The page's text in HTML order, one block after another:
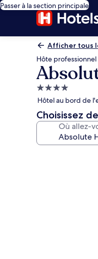
Passer à la section principale
Afficher tous
Hôte professionnel
Hébergement
4.0 étoiles
Hôtel au bord de
Choisissez
Où allez-